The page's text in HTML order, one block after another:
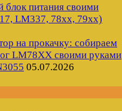
блок питания своими
LM337, 78xx, 79xx)
на прокачку: собираем
LM78XX своими руками
05.07.2026